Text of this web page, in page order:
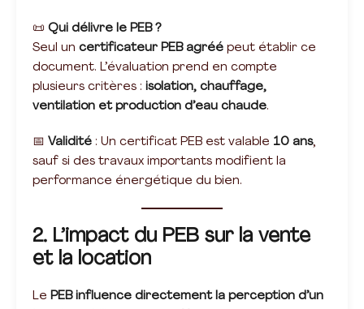
📜 Qui délivre le PEB ?
Seul un certificateur PEB agréé peut établir ce
document. L’évaluation prend en compte
plusieurs critères : isolation, chauffage,
ventilation et production d’eau chaude.
📅 Validité : Un certificat PEB est valable 10 ans,
sauf si des travaux importants modifient la
performance énergétique du bien.
2. L’impact du PEB sur la vente
et la location
Le PEB influence directement la perception d’un